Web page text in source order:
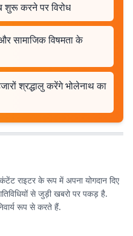
शुरू करने पर विरोध
सामाजिक विषमता के
श्रद्धालु करेंगे भोलेनाथ का
कंटेंट राइटर के रूप में अपना योगदान दिए
से जुड़ी खबरो पर पकड़ है.
रूप से करते हैं.